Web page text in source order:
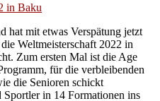
in Baku
hat mit etwas Verspätung jetzt
Weltmeisterschaft 2022 in
Zum ersten Mal ist die Age
für die verbleibenden
die Senioren schickt
in 14 Formationen ins